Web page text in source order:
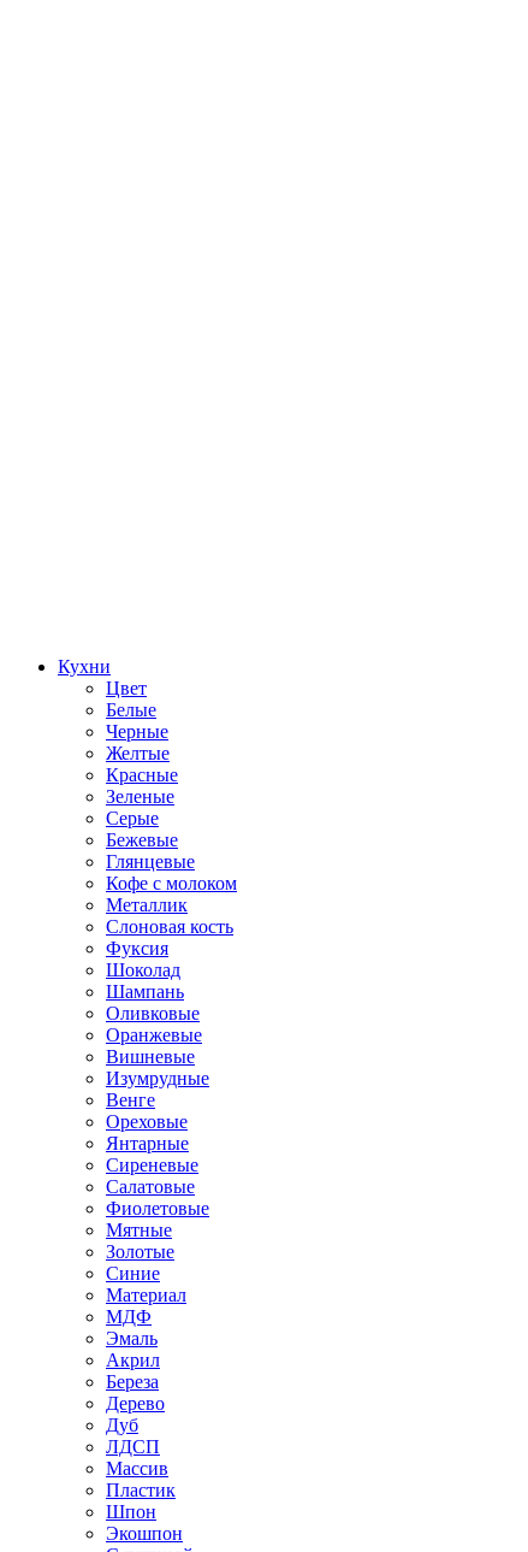
Кухни
Цвет
Белые
Черные
Желтые
Красные
Зеленые
Серые
Бежевые
Глянцевые
Кофе с молоком
Металлик
Слоновая кость
Фуксия
Шоколад
Шампань
Оливковые
Оранжевые
Вишневые
Изумрудные
Венге
Ореховые
Янтарные
Сиреневые
Салатовые
Фиолетовые
Мятные
Золотые
Синие
Материал
МДФ
Эмаль
Акрил
Береза
Дерево
Дуб
ЛДСП
Массив
Пластик
Шпон
Экошпон